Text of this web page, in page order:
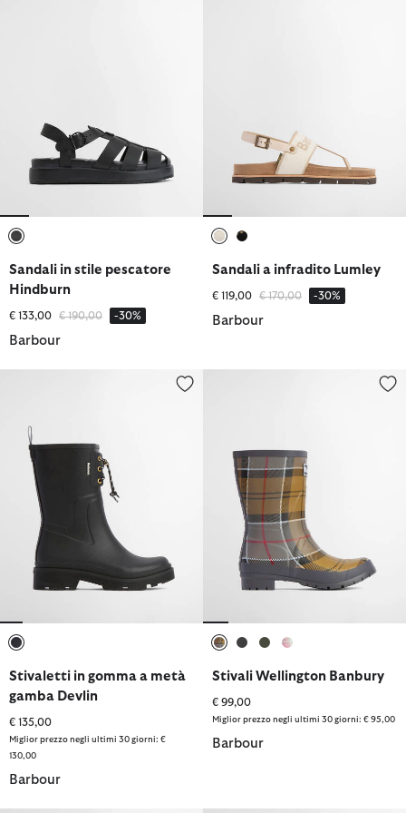
Sandali in stile pescatore
Hindburn
€ 133,00 Prezzo ridotto da
€ 190,00a -30%
Barbour
Sandali a infradito Lumley
€ 119,00 Prezzo ridotto da
€ 170,00a -30%
Barbour
Stivaletti in gomma a metà gamba Devlin
Stivaletti in gomma a metà
gamba Devlin
€ 135,00
Miglior prezzo negli ultimi 30 giorni: €
130,00
Barbour
Stivali Wellington Banbury
€ 99,00
Miglior prezzo negli ultimi 30 giorni: € 95,00
Barbour